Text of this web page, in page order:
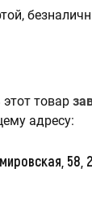
товар
адресу:
58,